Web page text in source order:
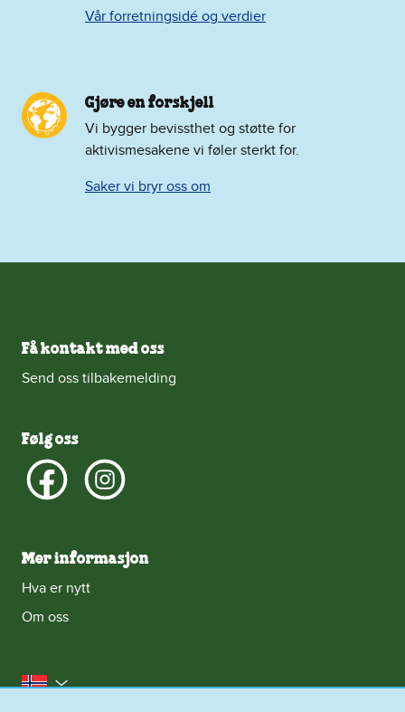
Vår forretningsidé og verdier
Gjøre en forskjell
Vi bygger bevissthet og støtte for
aktivismesakene vi føler sterkt for.
Saker vi bryr oss om
Få kontakt med oss
Send oss tilbakemelding
Følg oss
Mer informasjon
Hva er nytt
Om oss
Norge